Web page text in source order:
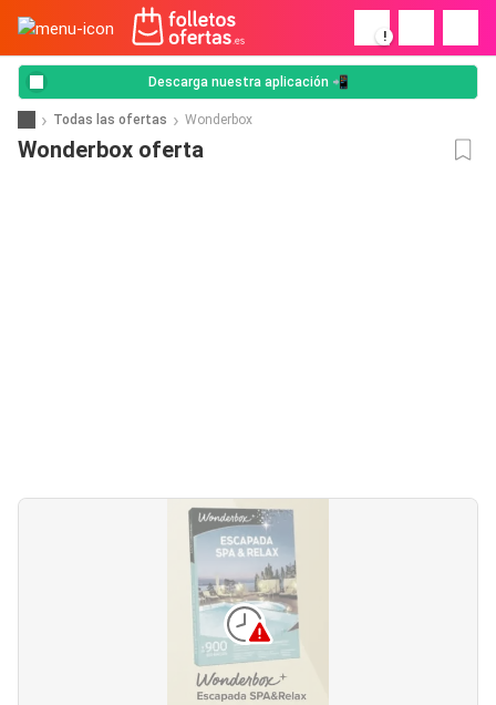
!
Descarga nuestra aplicación 📲
Todas las ofertas Wonderbox
Wonderbox oferta